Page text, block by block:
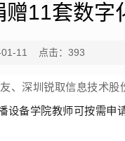
11套数字
01-11 点击： 393
、深圳锐取信息技术
设备学院教师可按需申